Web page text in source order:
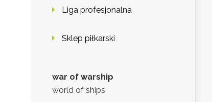
Liga profesjonalna
Sklep piłkarski
war of warship
world of ships